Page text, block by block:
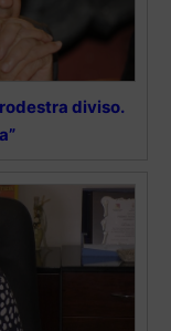
diviso.